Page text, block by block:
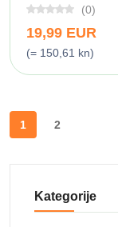
(0)
19,99 EUR
(= 150,61 kn)
1 2
Kategorije